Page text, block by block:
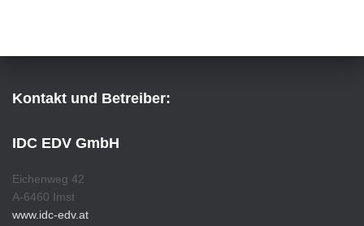
Kontakt und Betreiber:
IDC EDV GmbH
Eichenweg 42
A-6460 Imst
www.idc-edv.at